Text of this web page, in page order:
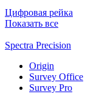
Цифровая рейка
Показать все
Spectra Precision
Origin
Survey Office
Survey Pro